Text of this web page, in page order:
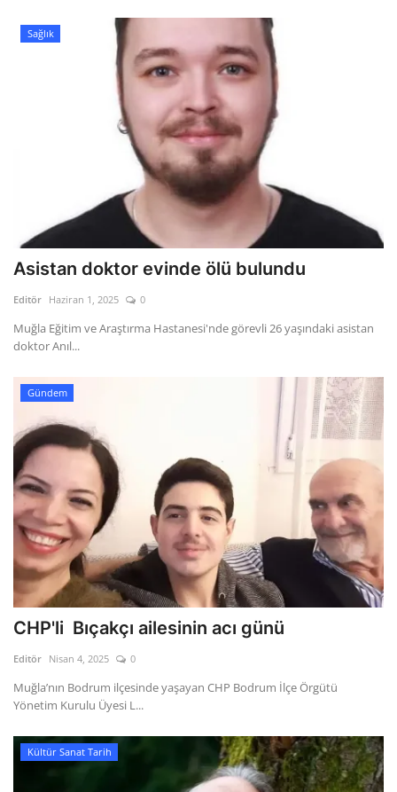
Sağlık
Asistan doktor evinde ölü bulundu
Editör Haziran 1, 2025 0
Muğla Eğitim ve Araştırma Hastanesi'nde görevli 26 yaşındaki asistan
doktor Anıl...
Gündem
CHP'li Bıçakçı ailesinin acı günü
Editör Nisan 4, 2025 0
Muğla’nın Bodrum ilçesinde yaşayan CHP Bodrum İlçe Örgütü
Yönetim Kurulu Üyesi L...
Kültür Sanat Tarih